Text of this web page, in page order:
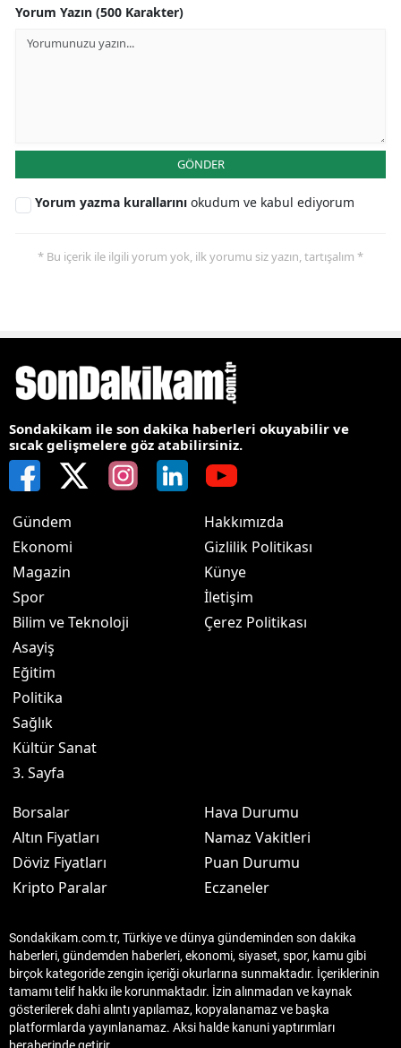
Yorum Yazın (500 Karakter)
GÖNDER
Yorum yazma kurallarını okudum ve kabul ediyorum
* Bu içerik ile ilgili yorum yok, ilk yorumu siz yazın, tartışalım *
Sondakikam ile son dakika haberleri okuyabilir ve
sıcak gelişmelere göz atabilirsiniz.
Gündem
Ekonomi
Magazin
Spor
Bilim ve Teknoloji
Asayiş
Eğitim
Politika
Sağlık
Kültür Sanat
3. Sayfa
Hakkımızda
Gizlilik Politikası
Künye
İletişim
Çerez Politikası
Borsalar
Altın Fiyatları
Döviz Fiyatları
Kripto Paralar
Hava Durumu
Namaz Vakitleri
Puan Durumu
Eczaneler
Sondakikam.com.tr, Türkiye ve dünya gündeminden son dakika
haberleri, gündemden haberleri, ekonomi, siyaset, spor, kamu gibi
birçok kategoride zengin içeriği okurlarına sunmaktadır. İçeriklerinin
tamamı telif hakkı ile korunmaktadır. İzin alınmadan ve kaynak
gösterilerek dahi alıntı yapılamaz, kopyalanamaz ve başka
platformlarda yayınlanamaz. Aksi halde kanuni yaptırımları